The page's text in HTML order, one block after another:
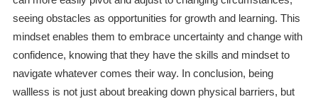
seeing obstacles as opportunities for growth and learning. This
mindset enables them to embrace uncertainty and change with
confidence, knowing that they have the skills and mindset to
navigate whatever comes their way. In conclusion, being
wallless is not just about breaking down physical barriers, but